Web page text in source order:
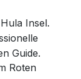
Insel.
Guide.
Roten